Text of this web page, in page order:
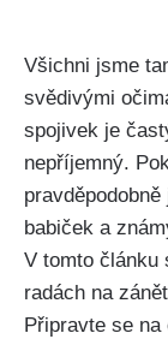
Všichni jsme
svědivými
spojivek ⁢je
nepříjemný.
babiček a
V tomto⁣ článku⁣
radách na
Připravte se